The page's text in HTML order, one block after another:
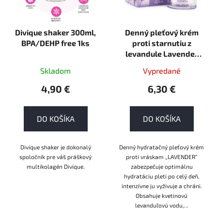
Divique shaker 300ml,
BPA/DEHP free 1ks
Skladom
4,90 €
DO KOŠÍKA
Divique shaker je dokonalý
spoločník pre váš práškový
multikolagén Divique.
Denný pleťový krém
proti starnutiu z
levandule Lavender
Vypredané
6,30 €
DO KOŠÍKA
Denný hydratačný pleťový krém
proti vráskam „LAVENDER“
zabezpečuje optimálnu
hydratáciu pleti po celý deň,
intenzívne ju vyživuje a chráni.
Obsahuje kvetinovú
levanduľovú vodu,...